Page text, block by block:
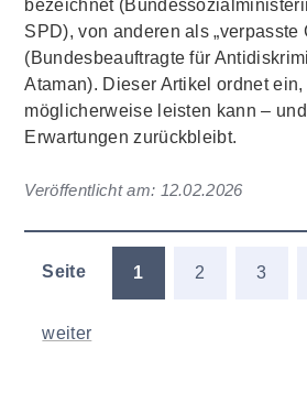
bezeichnet
SPD), von anderen als „verpasste
(Bundesbeauftragte für
Ataman). Dieser Artikel ordnet
möglicherweise leisten kann –
Erwartungen zurückbleibt.
Veröffentlicht am: 12.02.2026
Seite 1 2 3
weiter